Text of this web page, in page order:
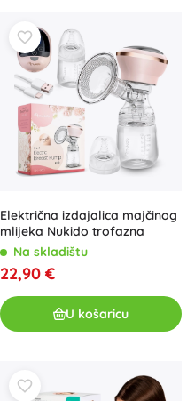
Električna izdajalica majčinog
mlijeka Nukido trofazna
Na skladištu
22,90 €
U košaricu